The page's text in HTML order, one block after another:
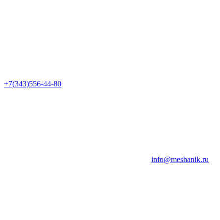
+7(343)556-44-80
info@meshanik.ru